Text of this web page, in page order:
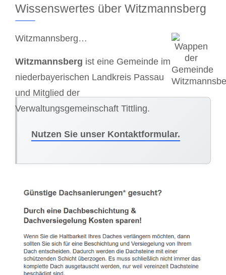
Wissenswertes über Witzmannsberg
Witzmannsberg…
Witzmannsberg ist eine Gemeinde im
niederbayerischen Landkreis Passau
und Mitglied der
Verwaltungsgemeinschaft Tittling.
Nutzen Sie unser Kontaktformular.